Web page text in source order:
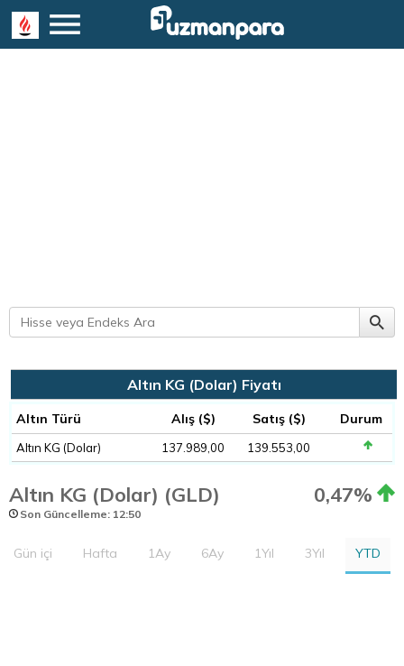
Altın KG (Dolar) Fiyatı
Altın Türü Alış ($) Satış ($) Durum
Altın KG (Dolar) 137.989,00 139.553,00
Altın KG (Dolar) (GLD) 0,47%
Son Güncelleme: 12:50
Gün içi Hafta 1Ay 6Ay 1Yıl 3Yıl YTD